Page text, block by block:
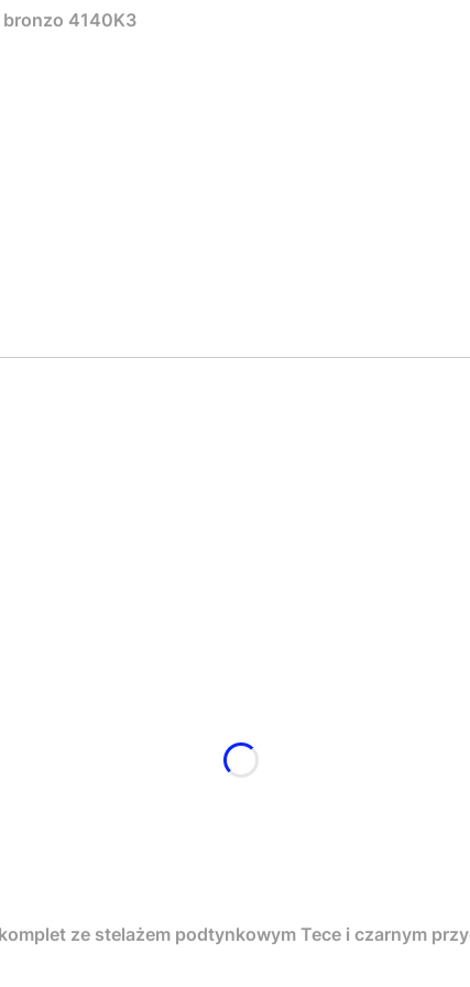
bronzo 4140K3
ze stelażem podtynkowym Tece i czarnym